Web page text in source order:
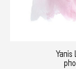
Yanis